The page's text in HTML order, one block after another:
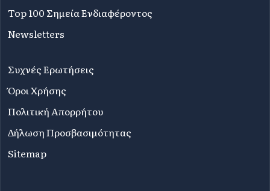
Top 100 Σημεία Ενδιαφέροντος
Newsletters
Συχνές Ερωτήσεις
Όροι Χρήσης
Πολιτική Απορρήτου
Δήλωση Προσβασιμότητας
Sitemap